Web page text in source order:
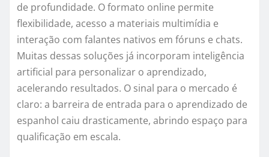
de profundidade. O formato online permite
flexibilidade, acesso a materiais multimídia e
interação com falantes nativos em fóruns e chats.
Muitas dessas soluções já incorporam inteligência
artificial para personalizar o aprendizado,
acelerando resultados. O sinal para o mercado é
claro: a barreira de entrada para o aprendizado de
espanhol caiu drasticamente, abrindo espaço para
qualificação em escala.